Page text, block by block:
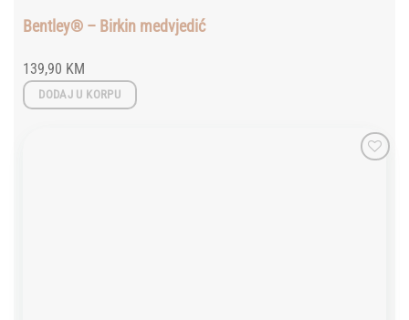
Bentley® – Birkin medvjedić
139,90 KM
DODAJ U KORPU